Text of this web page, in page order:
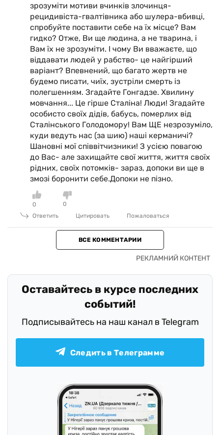
зрозуміти мотиви вчинків злочинця-
рецидивіста-гвалтівника або шулера-вбивці,
спробуйте поставити себе на їх місце? Вам
гидко? Отже, Ви ще людина, а не тварина, і
Вам їх не зрозуміти. І чому Ви вважаєте, що
віддавати людей у рабство- це найгірший
варіант? Впевнений, що багато жертв не
будемо писати, чиїх, зустріли смерть із
полегшенням. Згадайте Гонгадзе. Хвилину
мовчання... Це гірше Сталіна! Люди! Згадайте
особисто своїх дідів, бабусь, померлих від
Сталінського Голодомору! Вам ЩЕ незрозуміло,
куди ведуть нас (за шию) наші керманичі?
Шановні мої співвітчизники! З усією повагою
до Вас- але захищайте свої життя, життя своїх
рідних, своїх потомків- зараз, допоки ви ще в
змозі боронити себе.Допоки не пізно.
0
0
Ответить
Цитировать Пожаловаться
ВСЕ КОММЕНТАРИИ
Оставайтесь в курсе последних
событий!
Подписывайтесь на наш канал в Telegram
Следить в Телеграмме